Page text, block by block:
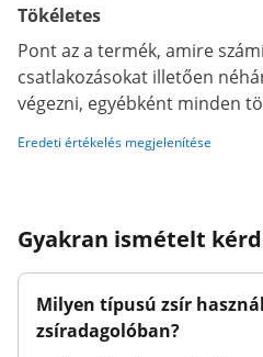
Tökéletes
Pont az a termék, amire
csatlakozásokat illetően
végezni, egyébként minden
Eredeti értékelés megjelenítése
Gyakran ismételt
Milyen típusú zsír
zsíradagolóban?